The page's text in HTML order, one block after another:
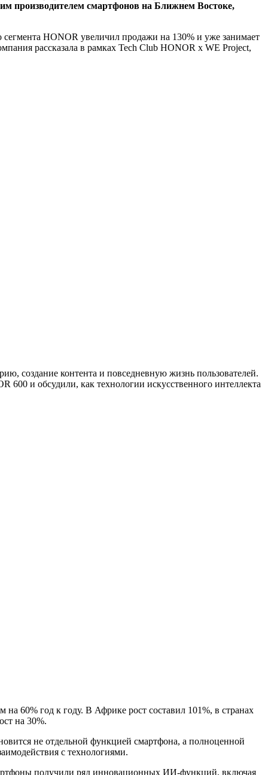
производителем смартфонов на Ближнем Востоке,
сегмента HONOR увеличил продажи на 130% и уже занимает
рассказала в рамках Tech Club HONOR x WE Project,
создание контента и повседневную жизнь пользователей.
и обсудили, как технологии искусственного интеллекта
60% год к году. В Африке рост составил 101%, в странах
на 30%.
не отдельной функцией смартфона, а полноценной
с технологиями.
получили ряд инновационных ИИ-функций, включая